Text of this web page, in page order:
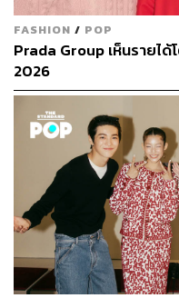
FASHION / POP
Prada Group เห็นรายได้
2026